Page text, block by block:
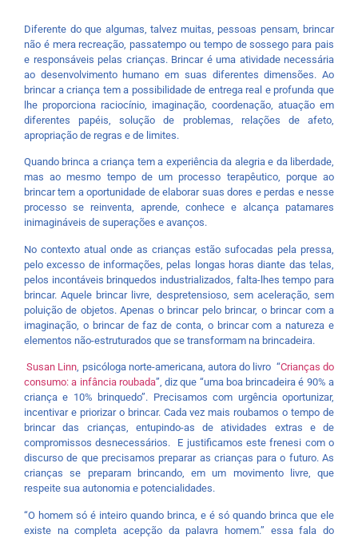
Diferente do que algumas, talvez muitas, pessoas pensam, brincar
não é mera recreação, passatempo ou tempo de sossego para pais
e responsáveis pelas crianças. Brincar é uma atividade necessária
ao desenvolvimento humano em suas diferentes dimensões. Ao
brincar a criança tem a possibilidade de entrega real e profunda que
lhe proporciona raciocínio, imaginação, coordenação, atuação em
diferentes papéis, solução de problemas, relações de afeto,
apropriação de regras e de limites.
Quando brinca a criança tem a experiência da alegria e da liberdade,
mas ao mesmo tempo de um processo terapêutico, porque ao
brincar tem a oportunidade de elaborar suas dores e perdas e nesse
processo se reinventa, aprende, conhece e alcança patamares
inimagináveis de superações e avanços.
No contexto atual onde as crianças estão sufocadas pela pressa,
pelo excesso de informações, pelas longas horas diante das telas,
pelos incontáveis brinquedos industrializados, falta-lhes tempo para
brincar. Aquele brincar livre, despretensioso, sem aceleração, sem
poluição de objetos. Apenas o brincar pelo brincar, o brincar com a
imaginação, o brincar de faz de conta, o brincar com a natureza e
elementos não-estruturados que se transformam na brincadeira.
Susan Linn, psicóloga norte-americana, autora do livro “Crianças do
consumo: a infância roubada”, diz que “uma boa brincadeira é 90% a
criança e 10% brinquedo”. Precisamos com urgência oportunizar,
incentivar e priorizar o brincar. Cada vez mais roubamos o tempo de
brincar das crianças, entupindo-as de atividades extras e de
compromissos desnecessários. E justificamos este frenesi com o
discurso de que precisamos preparar as crianças para o futuro. As
crianças se preparam brincando, em um movimento livre, que
respeite sua autonomia e potencialidades.
“O homem só é inteiro quando brinca, e é só quando brinca que ele
existe na completa acepção da palavra homem.” essa fala do